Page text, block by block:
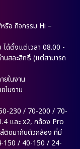
รือ กิจกรรม Hi –
ได้ตั้งแต่เวลา 08.00 -
นสละสิทธิ์ (แต่สามารถ
ยในงาน
ในงาน
230 / 70-200 / 70-
และ x2, กล้อง Pro
ติดมากับตัวกล้อง ที่มี
150 / 40-150 / 24-